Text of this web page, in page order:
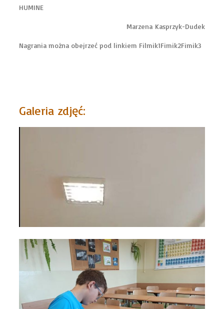
HUMINE
Marzena Kasprzyk-Dudek
Nagrania można obejrzeć pod linkiem Filmik1Fimik2Fimik3
Galeria zdjęć: